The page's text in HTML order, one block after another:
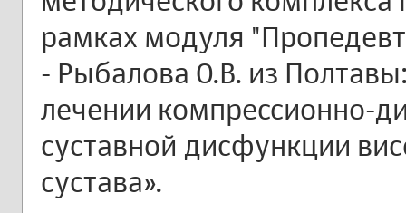
рамках модуля
- Рыбалова О.В. из
лечении компрессионно-
суставной дисфункции
сустава».